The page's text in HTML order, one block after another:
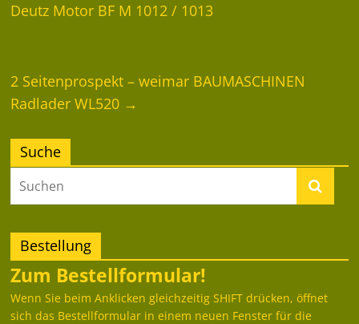
Deutz Motor BF M 1012 / 1013
2 Seitenprospekt – weimar BAUMASCHINEN
Radlader WL520 →
Suche
Bestellung
Zum Bestellformular!
Wenn Sie beim Anklicken gleichzeitig SHIFT drücken, öffnet
sich das Bestellformular in einem neuen Fenster für die